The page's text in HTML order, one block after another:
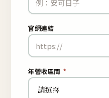
官網連結
年營收區間 *